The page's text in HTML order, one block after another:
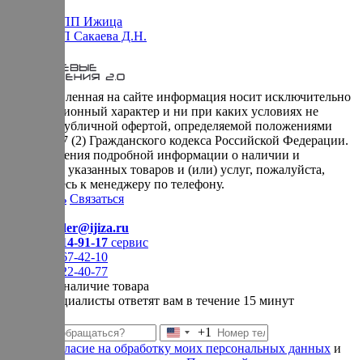
Оферта НПП Ижица
Оферта ИП Сакаева Д.Н.
* представленная на сайте информация носит исключительно
информационный характер и ни при каких условиях не
является публичной офертой, определяемой положениями
Статьи 437 (2) Гражданского кодекса Российской Федерации.
Для получения подробной информации о наличии и
стоимости указанных товаров и (или) услуг, пожалуйста,
обращайтесь к менеджеру по телефону.
Позвонить Связаться
order@ijiza.ru
+7 (969) 714-91-17 cервис
+7 (812) 467-42-10
+7 (905) 222-40-77
Уточнить наличие товара
Наши специалисты ответят вам в течение 15 минут
Соединенные
Штаты
+1
согласие на обработку моих персональных данных и